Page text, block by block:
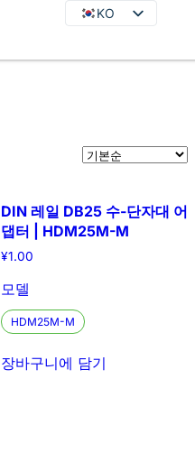
KO
KO
ES
IT
DIN 레일 DB25 수-단자대 어
댑터 | HDM25M-M
¥1.00
모델
HDM25M-M
장바구니에 담기